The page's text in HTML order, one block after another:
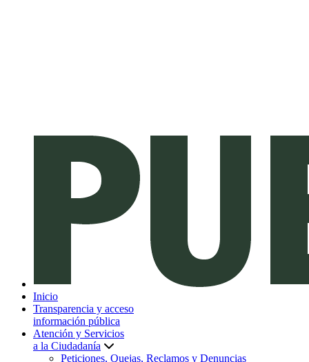
Inicio
Transparencia y acceso
información pública
Atención y Servicios
a la Ciudadanía
Peticiones, Quejas, Reclamos y Denuncias